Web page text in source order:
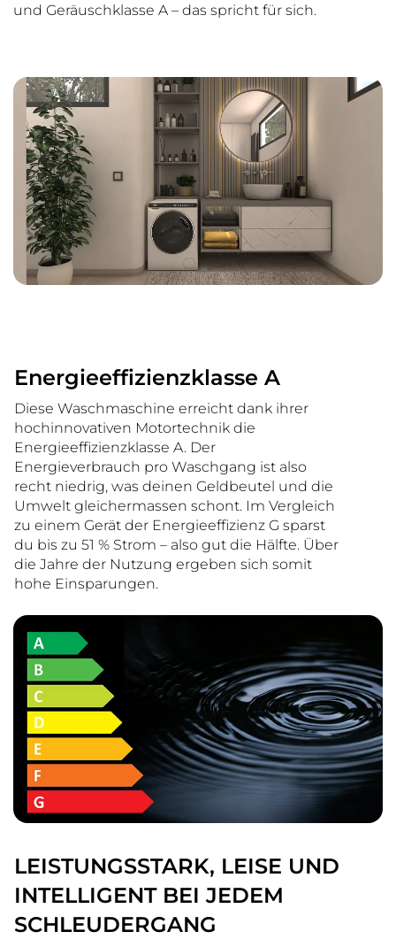
und Geräuschklasse A – das spricht für sich.
Energieeffizienzklasse A
Diese Waschmaschine erreicht dank ihrer
hochinnovativen Motortechnik die
Energieeffizienzklasse A. Der
Energieverbrauch pro Waschgang ist also
recht niedrig, was deinen Geldbeutel und die
Umwelt gleichermassen schont. Im Vergleich
zu einem Gerät der Energieeffizienz G sparst
du bis zu 51 % Strom – also gut die Hälfte. Über
die Jahre der Nutzung ergeben sich somit
hohe Einsparungen.
LEISTUNGSSTARK, LEISE UND
INTELLIGENT BEI JEDEM
SCHLEUDERGANG